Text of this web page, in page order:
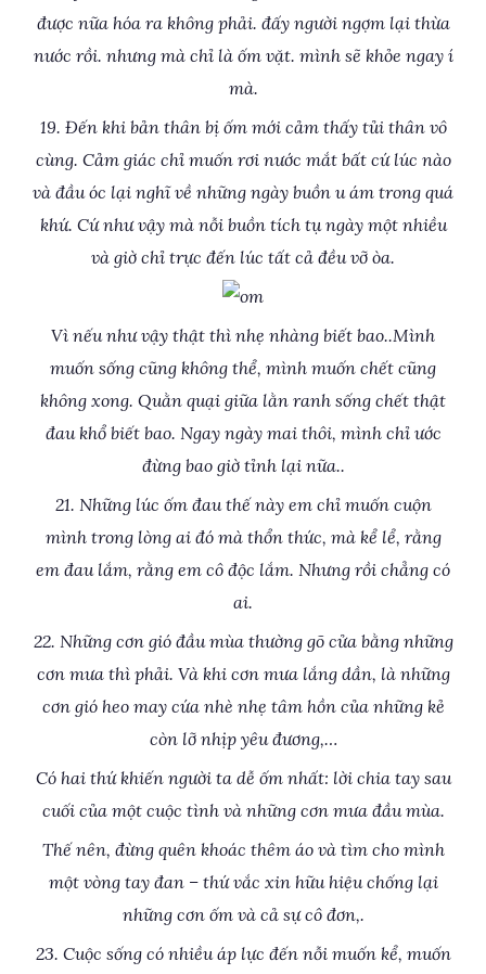
được nữa hóa ra không phải. đấy người ngợm lại thừa
nước rồi. nhưng mà chỉ là ốm vặt. mình sẽ khỏe ngay í
mà.
19. Đến khi bản thân bị ốm mới cảm thấy tủi thân vô
cùng. Cảm giác chỉ muốn rơi nước mắt bất cứ lúc nào
và đầu óc lại nghĩ về những ngày buồn u ám trong quá
khứ. Cứ như vậy mà nỗi buồn tích tụ ngày một nhiều
và giờ chỉ trực đến lúc tất cả đều vỡ òa.
Vì nếu như vậy thật thì nhẹ nhàng biết bao..Mình
muốn sống cũng không thể, mình muốn chết cũng
không xong. Quằn quại giữa lằn ranh sống chết thật
đau khổ biết bao. Ngay ngày mai thôi, mình chỉ ước
đừng bao giờ tỉnh lại nữa..
21. Những lúc ốm đau thế này em chỉ muốn cuộn
mình trong lòng ai đó mà thổn thức, mà kể lể, rằng
em đau lắm, rằng em cô độc lắm. Nhưng rồi chẳng có
ai.
22. Những cơn gió đầu mùa thường gõ cửa bằng những
cơn mưa thì phải. Và khi cơn mưa lắng dần, là những
cơn gió heo may cứa nhè nhẹ tâm hồn của những kẻ
còn lỡ nhịp yêu đương,…
Có hai thứ khiến người ta dễ ốm nhất: lời chia tay sau
cuối của một cuộc tình và những cơn mưa đầu mùa.
Thế nên, đừng quên khoác thêm áo và tìm cho mình
một vòng tay đan – thứ vắc xin hữu hiệu chống lại
những cơn ốm và cả sự cô đơn,.
23. Cuộc sống có nhiều áp lực đến nỗi muốn kể, muốn